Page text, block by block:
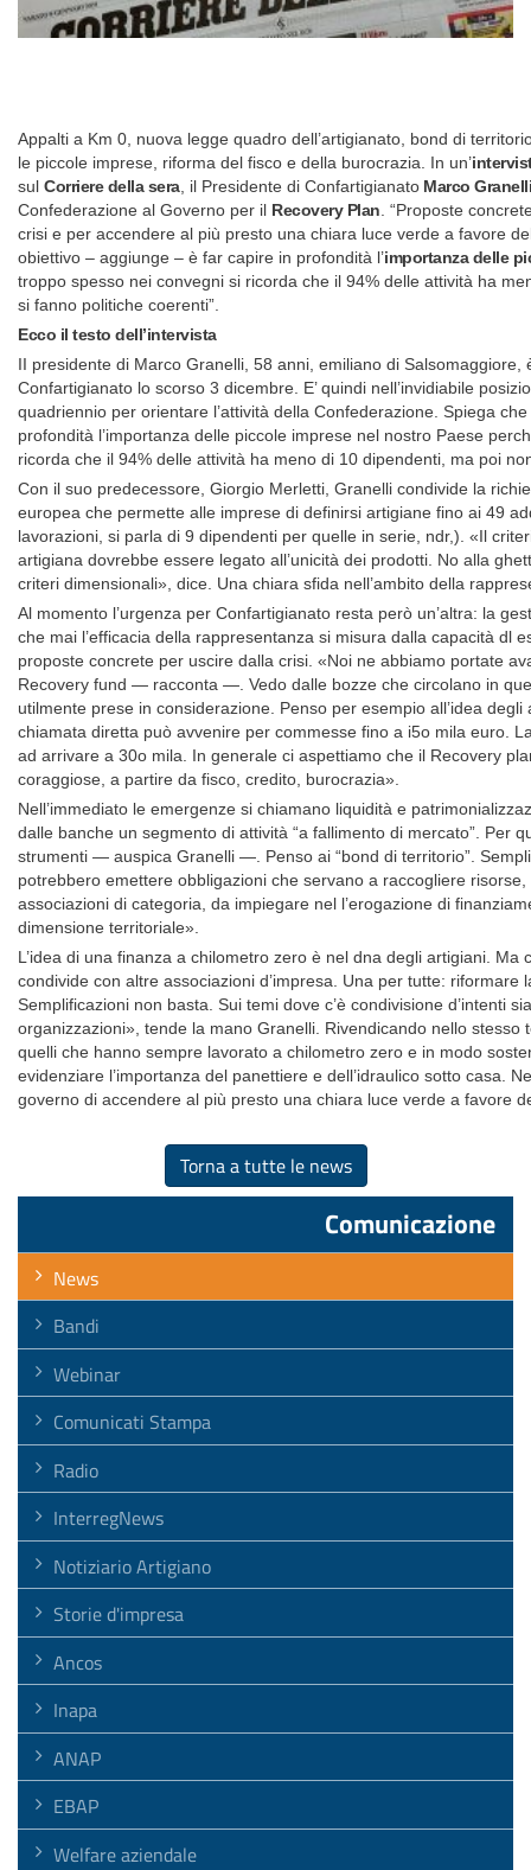
Appalti a Km 0, nuova legge quadro dell’artigianato, bond di
le piccole imprese, riforma del fisco e della burocrazia. In un’
sul Corriere della sera, il Presidente di ConfartigianatoMarco Granelli
Confederazione al Governo per il Recovery Plan . “Proposte
crisi e per accendere al più presto una chiara luce verde a favore
obiettivo – aggiunge – è far capire in profondità l’importanza delle
troppo spesso nei convegni si ricorda che il 94% delle attività ha
si fanno politiche coerenti”.
Ecco il testo dell’intervista
II presidente di Marco Granelli, 58 anni, emiliano di Salsomaggiore,
Confartigianato lo scorso 3 dicembre. E’ quindi nell’invidiabile
quadriennio per orientare l’attività della Confederazione. Spiega
profondità l’importanza delle piccole imprese nel nostro Paese
ricorda che il 94% delle attività ha meno di 10 dipendenti, ma poi
Con il suo predecessore, Giorgio Merletti, Granelli condivide la
europea che permette alle imprese di definirsi artigiane fino ai 49
lavorazioni, si parla di 9 dipendenti per quelle in serie, ndr,). «Il
artigiana dovrebbe essere legato all’unicità dei prodotti. No alla
criteri dimensionali», dice. Una chiara sfida nell’ambito della
Al momento l’urgenza per Confartigianato resta però un’altra: la
che mai l’efficacia della rappresentanza si misura dalla capacità dl
proposte concrete per uscire dalla crisi. «Noi ne abbiamo portate
Recovery fund — racconta —. Vedo dalle bozze che circolano in
utilmente prese in considerazione. Penso per esempio all’idea
chiamata diretta può avvenire per commesse fino a i5o mila euro.
ad arrivare a 30o mila. In generale ci aspettiamo che il Recovery
coraggiose, a partire da fisco, credito, burocrazia».
Nell’immediato le emergenze si chiamano liquidità e
dalle banche un segmento di attività “a fallimento di mercato”. Per
strumenti — auspica Granelli —. Penso ai “bond di territorio”.
potrebbero emettere obbligazioni che servano a raccogliere
associazioni di categoria, da impiegare nel l’erogazione di
dimensione territoriale».
L’idea di una finanza a chilometro zero è nel dna degli artigiani. Ma
condivide con altre associazioni d’impresa. Una per tutte: riformare
Semplificazioni non basta. Sui temi dove c’è condivisione d’intenti
organizzazioni», tende la mano Granelli. Rivendicando nello stesso
quelli che hanno sempre lavorato a chilometro zero e in modo
evidenziare l’importanza del panettiere e dell’idraulico sotto casa.
governo di accendere al più presto una chiara luce verde a favore
Torna a tutte le news
Comunicazione
News
Bandi
Webinar
Comunicati Stampa
Radio
InterregNews
Notiziario Artigiano
Storie d'impresa
Ancos
Inapa
ANAP
EBAP
Welfare aziendale